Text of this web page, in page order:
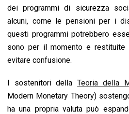
dei programmi di sicurezza
alcuni, come le pensioni per i
questi programmi potrebbero
sono per il momento e restituite
evitare confusione.
I sostenitori dellaTeoria della
Modern Monetary Theory)
ha una propria valuta può